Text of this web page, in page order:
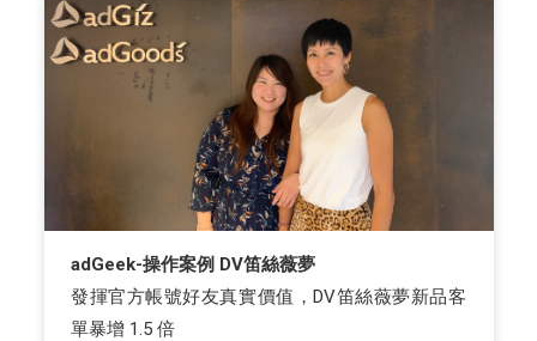
adGeek-操作案例 DV笛絲薇夢
發揮官方帳號好友真實價值，DV笛絲薇夢新品客
單暴增 1.5 倍